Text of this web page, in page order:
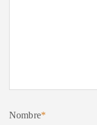
Nombre*